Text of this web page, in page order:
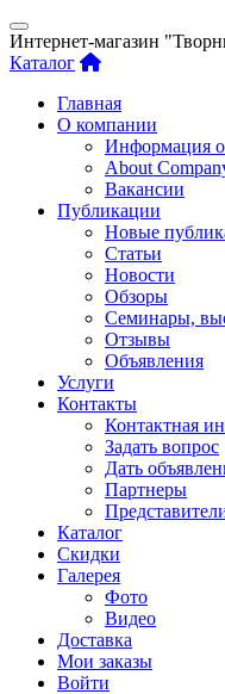
Интернет-магазин
Каталог
Главная
О компании
Информация
About
Вакансии
Публикации
Новые
Статьи
Новости
Обзоры
Семинары,
Отзывы
Объявления
Услуги
Контакты
Контактная
Задать вопрос
Дать
Партнеры
Каталог
Скидки
Галерея
Фото
Видео
Доставка
Мои заказы
Войти